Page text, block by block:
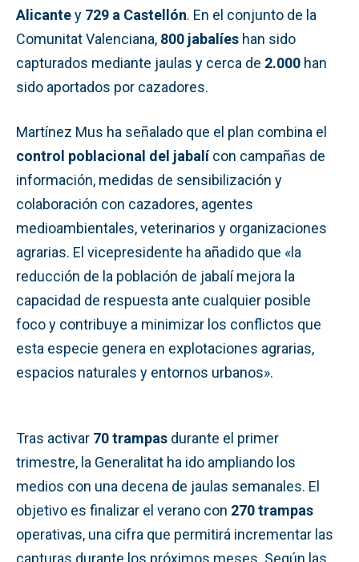
Alicantey 729 a Castellón. En el conjunto de la
Comunitat Valenciana, 800 jabalíes han sido
capturados mediante jaulas y cerca de 2.000 han
sido aportados por cazadores.
Martínez Mus ha señalado que el plan combina el
control poblacional del jabalícon campañas de
información, medidas de sensibilización y
colaboración con cazadores, agentes
medioambientales, veterinarios y organizaciones
agrarias. El vicepresidente ha añadido que «la
reducción de la población de jabalí mejora la
capacidad de respuesta ante cualquier posible
foco y contribuye a minimizar los conflictos que
esta especie genera en explotaciones agrarias,
espacios naturales y entornos urbanos».
Tras activar 70 trampas durante el primer
trimestre, la Generalitat ha ido ampliando los
medios con una decena de jaulas semanales. El
objetivo es finalizar el verano con 270 trampas
operativas, una cifra que permitirá incrementar las
capturas durante los próximos meses. Según las